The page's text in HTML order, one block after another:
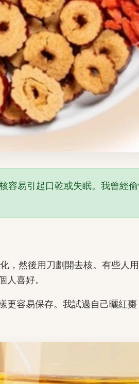
容易引起口乾或失眠。我曾經
，然後用刀劃開去核。有些人
人喜好。
容易保存。我試過自己曬紅